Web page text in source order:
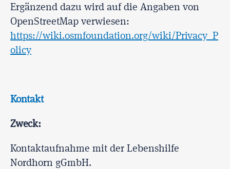
Ergänzend dazu wird auf die Angaben von
OpenStreetMap verwiesen:
https://wiki.osmfoundation.org/wiki/Privacy_P
olicy
Kontakt
Zweck:
Kontaktaufnahme mit der Lebenshilfe
Nordhorn gGmbH.